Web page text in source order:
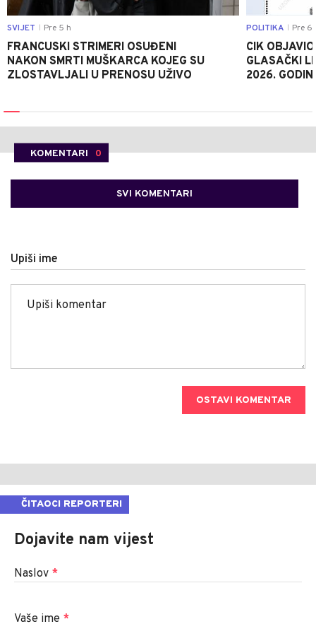
SVIJET Pre 5 h
FRANCUSKI STRIMERI OSUĐENI
NAKON SMRTI MUŠKARCA KOJEG SU
ZLOSTAVLJALI U PRENOSU UŽIVO
POLITIKA Pre 6
CIK
GLASAČKI
2026.
KOMENTARI 0
SVI KOMENTARI
Upiši ime
OSTAVI KOMENTAR
ČITAOCI REPORTERI
Dojavite nam vijest
Naslov *
Vaše ime *